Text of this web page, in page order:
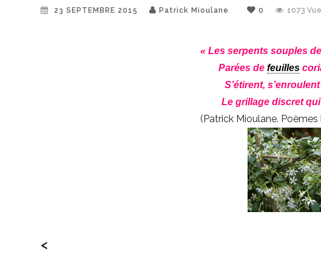
23 SEPTEMBRE 2015 Patrick Mioulane 0 1073
« Les serpents souples
Parées de feuilles
S’étirent,
Le grillage discret
(Patrick Mioulane.
<